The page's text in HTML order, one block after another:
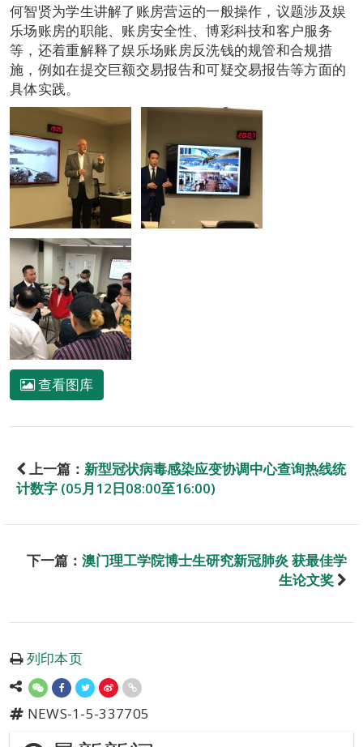
何智贤为学生讲解了账房营运的一般操作，议题涉及娱
乐场账房的职能、账房安全性、博彩科技和客户服务
等，还着重解释了娱乐场账房反洗钱的规管和合规措
施，例如在提交巨额交易报告和可疑交易报告等方面的
具体实践。
查看图库
上一篇： 新型冠状病毒感染应变协调中心查询热线统
计数字 (05月12日08:00至16:00)
下一篇： 澳门理工学院博士生研究新冠肺炎 获最佳学
生论文奖
列印本页
NEWS-1-5-337705